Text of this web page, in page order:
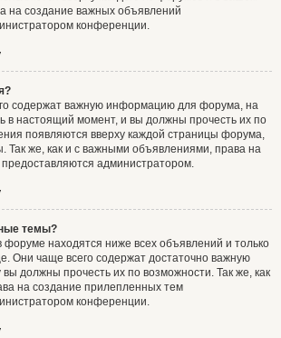
на создание важных объявлений
конференции.
содержат важную информацию для форума, на
в настоящий момент, и вы должны прочесть их по
появляются вверху каждой страницы форума,
Так же, как и с важными объявлениями, права на
администратором.
темы?
находятся ниже всех объявлений и только
Они чаще всего содержат достаточно важную
должны прочесть их по возможности. Так же, как
на создание прилепленных тем
конференции.